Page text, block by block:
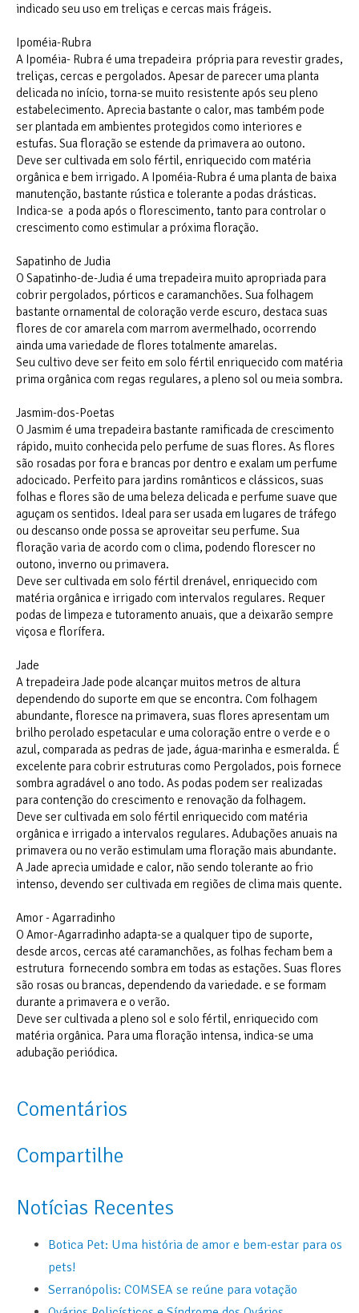
indicado seu uso em treliças e cercas mais frágeis.
Ipoméia-Rubra
A Ipoméia- Rubra é uma trepadeira própria para revestir grades,
treliças, cercas e pergolados. Apesar de parecer uma planta
delicada no início, torna-se muito resistente após seu pleno
estabelecimento. Aprecia bastante o calor, mas também pode
ser plantada em ambientes protegidos como interiores e
estufas. Sua floração se estende da primavera ao outono.
Deve ser cultivada em solo fértil, enriquecido com matéria
orgânica e bem irrigado. A Ipoméia-Rubra é uma planta de baixa
manutenção, bastante rústica e tolerante a podas drásticas.
Indica-se a poda após o florescimento, tanto para controlar o
crescimento como estimular a próxima floração.
Sapatinho de Judia
O Sapatinho-de-Judia é uma trepadeira muito apropriada para
cobrir pergolados, pórticos e caramanchões. Sua folhagem
bastante ornamental de coloração verde escuro, destaca suas
flores de cor amarela com marrom avermelhado, ocorrendo
ainda uma variedade de flores totalmente amarelas.
Seu cultivo deve ser feito em solo fértil enriquecido com matéria
prima orgânica com regas regulares, a pleno sol ou meia sombra.
Jasmim-dos-Poetas
O Jasmim é uma trepadeira bastante ramificada de crescimento
rápido, muito conhecida pelo perfume de suas flores. As flores
são rosadas por fora e brancas por dentro e exalam um perfume
adocicado. Perfeito para jardins românticos e clássicos, suas
folhas e flores são de uma beleza delicada e perfume suave que
aguçam os sentidos. Ideal para ser usada em lugares de tráfego
ou descanso onde possa se aproveitar seu perfume. Sua
floração varia de acordo com o clima, podendo florescer no
outono, inverno ou primavera.
Deve ser cultivada em solo fértil drenável, enriquecido com
matéria orgânica e irrigado com intervalos regulares. Requer
podas de limpeza e tutoramento anuais, que a deixarão sempre
viçosa e florífera.
Jade
A trepadeira Jade pode alcançar muitos metros de altura
dependendo do suporte em que se encontra. Com folhagem
abundante, floresce na primavera, suas flores apresentam um
brilho perolado espetacular e uma coloração entre o verde e o
azul, comparada as pedras de jade, água-marinha e esmeralda. É
excelente para cobrir estruturas como Pergolados, pois fornece
sombra agradável o ano todo. As podas podem ser realizadas
para contenção do crescimento e renovação da folhagem.
Deve ser cultivada em solo fértil enriquecido com matéria
orgânica e irrigado a intervalos regulares. Adubações anuais na
primavera ou no verão estimulam uma floração mais abundante.
A Jade aprecia umidade e calor, não sendo tolerante ao frio
intenso, devendo ser cultivada em regiões de clima mais quente.
Amor - Agarradinho
O Amor-Agarradinho adapta-se a qualquer tipo de suporte,
desde arcos, cercas até caramanchões, as folhas fecham bem a
estrutura fornecendo sombra em todas as estações. Suas flores
são rosas ou brancas, dependendo da variedade. e se formam
durante a primavera e o verão.
Deve ser cultivada a pleno sol e solo fértil, enriquecido com
matéria orgânica. Para uma floração intensa, indica-se uma
adubação periódica.
Comentários
Compartilhe
Notícias Recentes
Botica Pet: Uma história de amor e bem-estar para os
pets!
Serranópolis: COMSEA se reúne para votação